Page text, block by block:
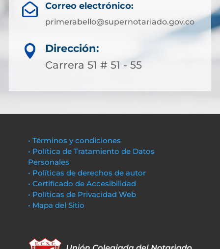
 Correo electrónico:
primerabello@supernotariado.gov.co

Dirección:
Carrera 51 # 51 - 55
• Términos y condiciones
• Política de Tratamiento de Datos
Personales
• Políticas de derechos de autor
• Certificado de Accesibilidad
• Políticas de Privacidad Web
• Mapa del Sitio